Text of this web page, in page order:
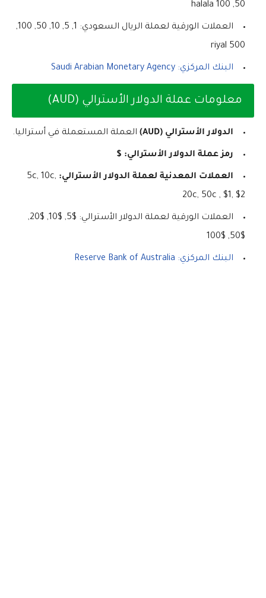
50, 100 halala
العملات الورقية لعملة الريال السعودي: 1, 5, 10, 50, 100,
500 riyal
البنك المركزي: Saudi Arabian Monetary Agency
معلومات عملة الدولار الأسترالي (AUD)
الدولار الأسترالي (AUD) العملة المستعملة في أستراليا.
رمز عملة الدولار الأسترالي: $
العملات المعدنية لعملة الدولار الأسترالي: 5c, 10c,
20c, 50c , $1, $2
العملات الورقية لعملة الدولار الأسترالي: $5, $10, $20,
$50, $100
البنك المركزي: Reserve Bank of Australia